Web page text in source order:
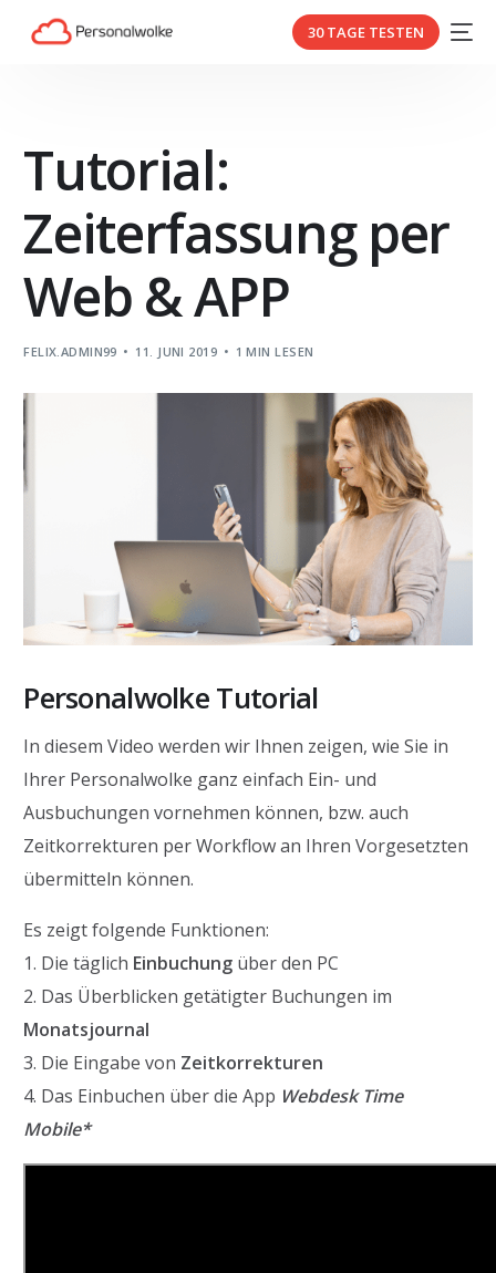
30 TAGE TESTEN
Tutorial:
Zeiterfassung per
Web & APP
FELIX.ADMIN99 11. JUNI 2019 1 MIN LESEN
Personalwolke Tutorial
In diesem Video werden wir Ihnen zeigen, wie Sie in
Ihrer Personalwolke ganz einfach Ein- und
Ausbuchungen vornehmen können, bzw. auch
Zeitkorrekturen per Workflow an Ihren Vorgesetzten
übermitteln können.
Es zeigt folgende Funktionen:
1. Die täglich Einbuchung über den PC
2. Das Überblicken getätigter Buchungen im
Monatsjournal
3. Die Eingabe von Zeitkorrekturen
4. Das Einbuchen über die App Webdesk Time
Mobile*